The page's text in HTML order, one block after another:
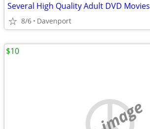
Several High Quality Adult DVD Movies
8/6 Davenport
$10